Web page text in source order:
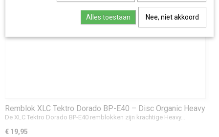
Remblok XLC Tektro Dorado BP-E40 – Disc Organic Heavy
Duty Zwart (Set van 2).
De XLC Tektro Dorado BP-E40 remblokken zijn krachtige Heavy…
€ 19,95
Alles toestaan Nee, niet akkoord